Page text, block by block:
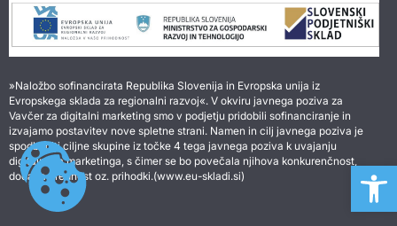
»Naložbo sofinancirata Republika Slovenija in Evropska unija iz
Evropskega sklada za regionalni razvoj«. V okviru javnega poziva za
Vavčer za digitalni marketing smo v podjetju pridobili sofinanciranje in
izvajamo postavitev nove spletne strani. Namen in cilj javnega poziva je
spodbuditi ciljne skupine iz točke 4 tega javnega poziva k uvajanju
digitalnega marketinga, s čimer se bo povečala njihova konkurenčnost,
dodana vrednost oz. prihodki.(www.eu-skladi.si)